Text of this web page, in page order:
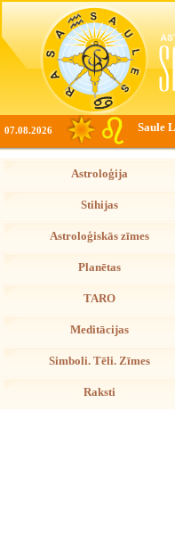
07.08.2026 Saule
Astroloģija
Stihijas
Astroloģiskās zīmes
Planētas
TARO
Meditācijas
Simboli. Tēli. Zīmes
Raksti